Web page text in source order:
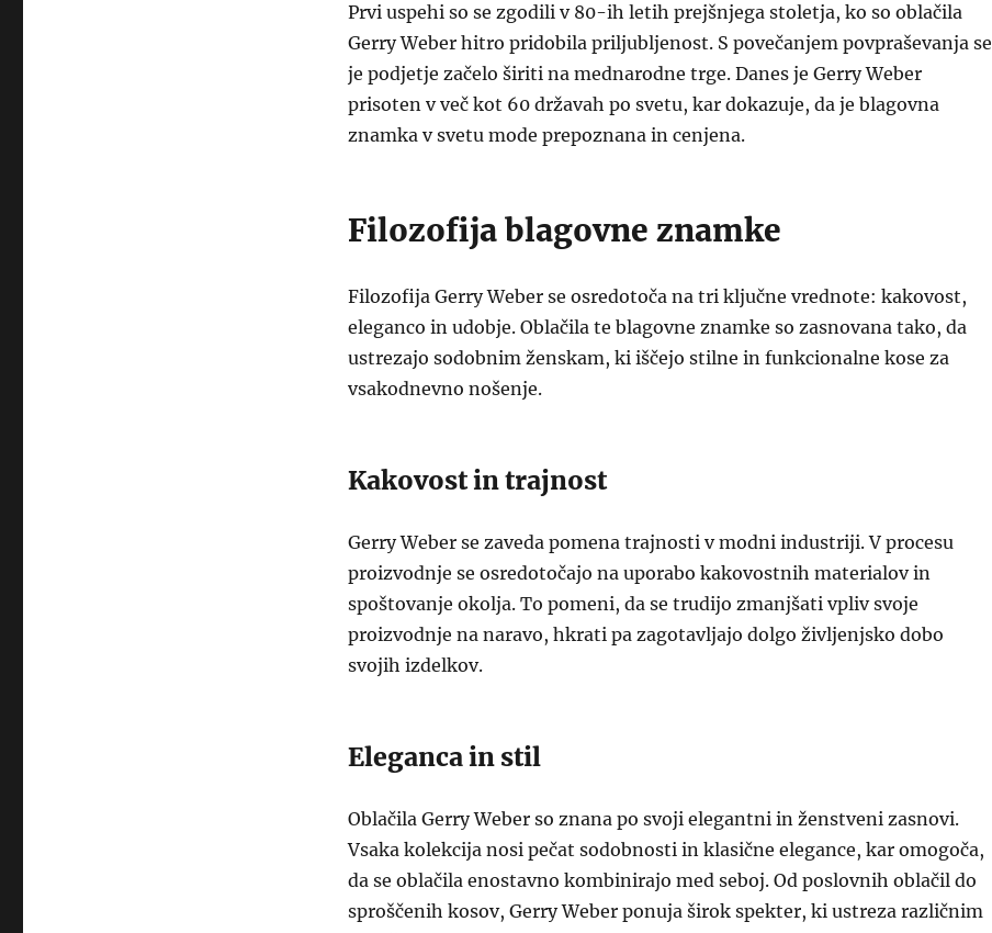
Prvi uspehi so se zgodili v 80-ih letih prejšnjega stoletja, ko so oblačila
Gerry Weber hitro pridobila priljubljenost. S povečanjem povpraševanja se
je podjetje začelo širiti na mednarodne trge. Danes je Gerry Weber
prisoten v več kot 60 državah po svetu, kar dokazuje, da je blagovna
znamka v svetu mode prepoznana in cenjena.
Filozofija blagovne znamke
Filozofija Gerry Weber se osredotoča na tri ključne vrednote: kakovost,
eleganco in udobje. Oblačila te blagovne znamke so zasnovana tako, da
ustrezajo sodobnim ženskam, ki iščejo stilne in funkcionalne kose za
vsakodnevno nošenje.
Kakovost in trajnost
Gerry Weber se zaveda pomena trajnosti v modni industriji. V procesu
proizvodnje se osredotočajo na uporabo kakovostnih materialov in
spoštovanje okolja. To pomeni, da se trudijo zmanjšati vpliv svoje
proizvodnje na naravo, hkrati pa zagotavljajo dolgo življenjsko dobo
svojih izdelkov.
Eleganca in stil
Oblačila Gerry Weber so znana po svoji elegantni in ženstveni zasnovi.
Vsaka kolekcija nosi pečat sodobnosti in klasične elegance, kar omogoča,
da se oblačila enostavno kombinirajo med seboj. Od poslovnih oblačil do
sproščenih kosov, Gerry Weber ponuja širok spekter, ki ustreza različnim